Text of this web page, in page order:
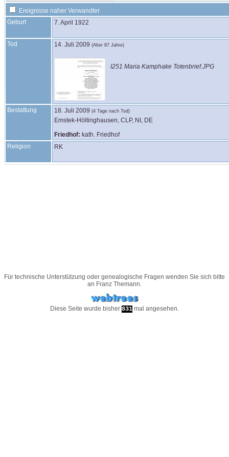
Ereignisse naher Verwandter
Geburt
7. April 1922
Tod 14. Juli 2009 (Alter 87 Jahre)
I251 Maria Kamphake Totenbrief.JPG
Bestattung 18. Juli 2009 (4 Tage nach Tod)
Emstek-Höltinghausen, CLP, NI, DE
Friedhof: kath. Friedhof
Religion
RK
Für technische Unterstützung oder genealogische Fragen wenden Sie sich bitte
an Franz Themann.
Diese Seite wurde bisher 831 mal angesehen.